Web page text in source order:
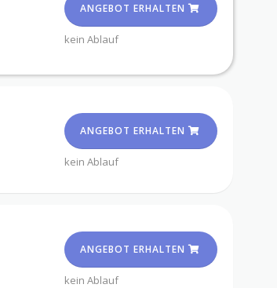
ANGEBOT ERHALTEN
kein Ablauf
ANGEBOT ERHALTEN
kein Ablauf
ANGEBOT ERHALTEN
kein Ablauf